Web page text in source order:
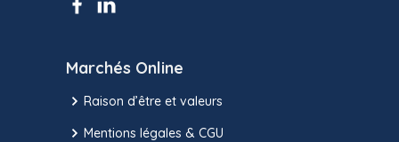
Marchés Online
Raison d’être et valeurs
Mentions légales & CGU